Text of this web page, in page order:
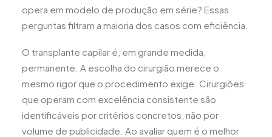
opera em modelo de produção em série? Essas
perguntas filtram a maioria dos casos com eficiência.
O transplante capilar é, em grande medida,
permanente. A escolha do cirurgião merece o
mesmo rigor que o procedimento exige. Cirurgiões
que operam com excelência consistente são
identificáveis por critérios concretos, não por
volume de publicidade. Ao avaliar quem é o melhor